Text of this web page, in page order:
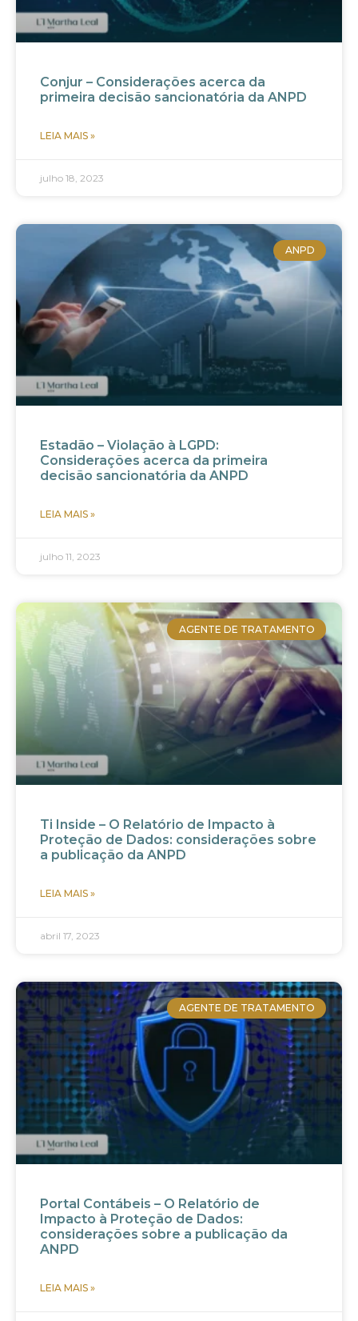
Conjur – Considerações acerca da
primeira decisão sancionatória da ANPD
LEIA MAIS »
julho 18, 2023
ANPD
Estadão – Violação à LGPD:
Considerações acerca da primeira
decisão sancionatória da ANPD
LEIA MAIS »
julho 11, 2023
AGENTE DE TRATAMENTO
Ti Inside – O Relatório de Impacto à
Proteção de Dados: considerações sobre
a publicação da ANPD
LEIA MAIS »
abril 17, 2023
AGENTE DE TRATAMENTO
Portal Contábeis – O Relatório de
Impacto à Proteção de Dados:
considerações sobre a publicação da
ANPD
LEIA MAIS »